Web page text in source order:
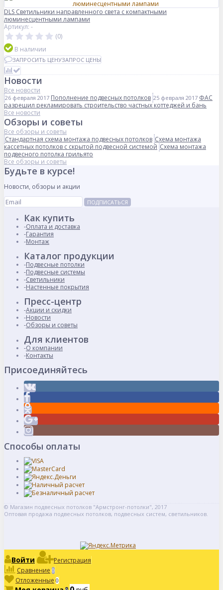
DLS Светильники направленного света с компактными
люминесцентными лампами
Артикул: -
(0)
В наличии
ЗАПРОСИТЬ ЦЕНУЗАПРОС ЦЕНЫ
Новости
Все новости
26 февраля 2017 Пополнение подвесных потолков 25 февраля 2017 ФАС
разрешил рекламировать строительство частных коттеджей и бань
Все новости
Обзоры и советы
Все обзоры и советы
Стандартная схема монтажа подвесных потолков Схема монтажа
кассетных потолков с скрытой подвесной системой Схема монтажа
подвесного потолка грильято
Все обзоры и советы
Будьте в курсе!
Новости, обзоры и акции
ПОДПИСАТЬСЯ
Как купить
Оплата и доставка
Гарантия
Монтаж
Каталог продукции
Подвесные потолки
Подвесные системы
Светильники
Настенные покрытия
Пресс-центр
Акции и скидки
Новости
Обзоры и советы
Для клиентов
О компании
Контакты
Присоединяйтесь
Способы оплаты
© Магазин подвесных потолков "Армстронг-потолки", 2017
Оптовая продажа подвесных потолков, подвесных систем, светильников.
Войти
Регистрация
Сравнение 0
Отложенные 0